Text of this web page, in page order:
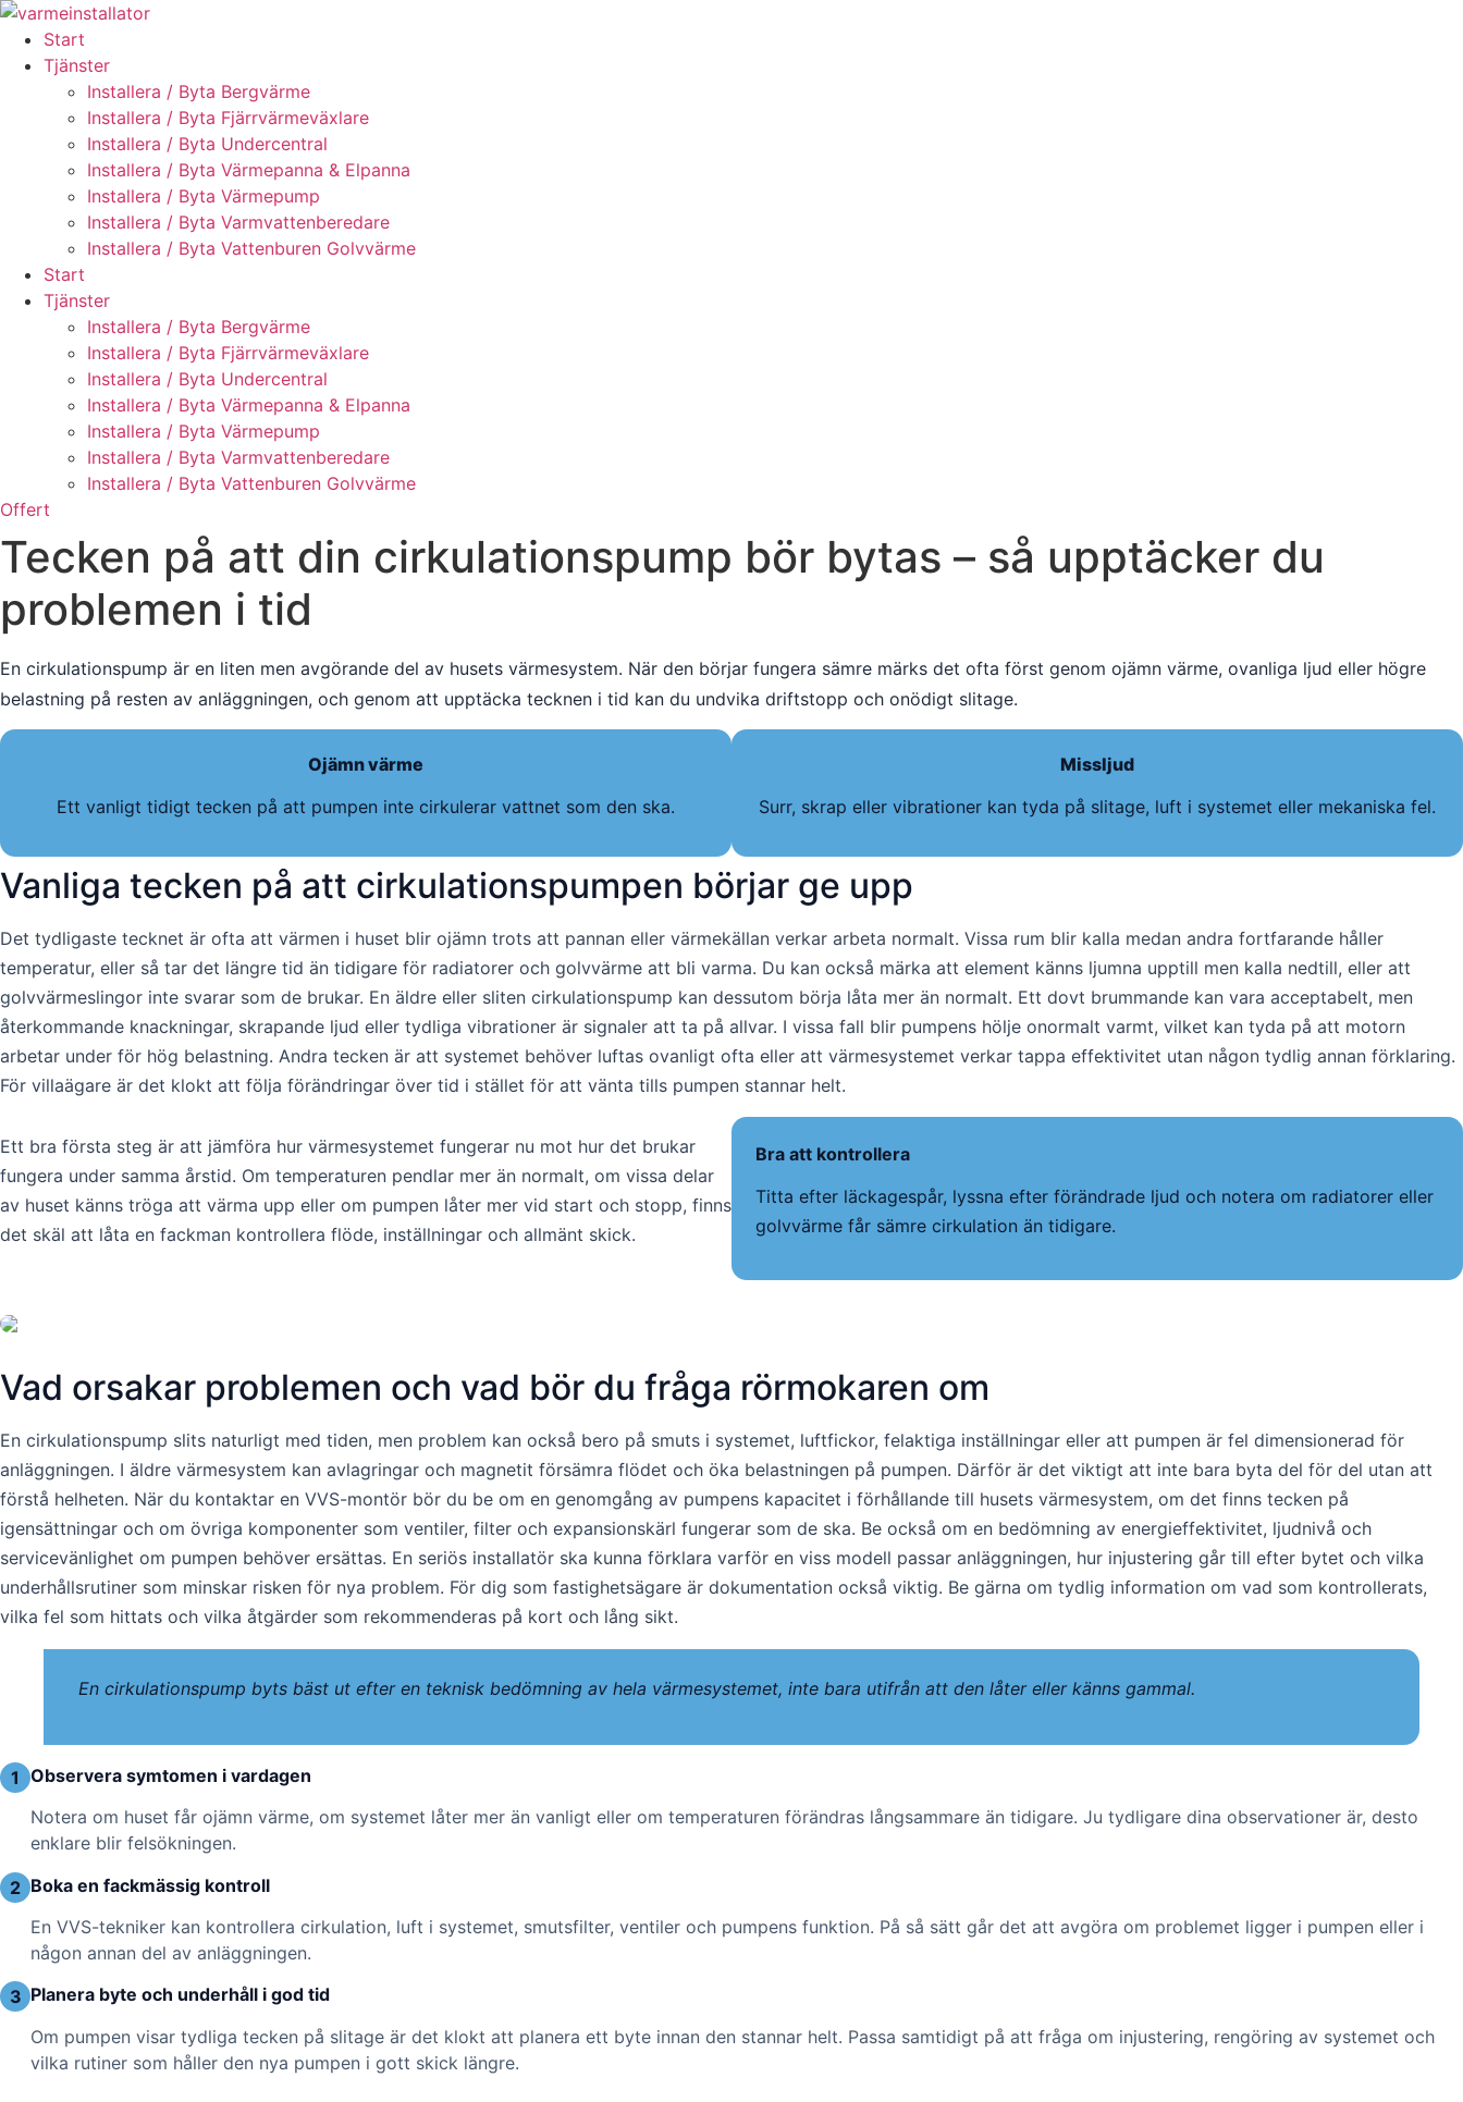
Skip
content
Start
Tjänster
Installera / Byta Bergvärme
Installera / Byta Fjärrvärmeväxlare
Installera / Byta Undercentral
Installera / Byta Värmepanna & Elpanna
Installera / Byta Värmepump
Installera / Byta Varmvattenberedare
Installera / Byta Vattenburen Golvvärme
Start
Tjänster
Installera / Byta Bergvärme
Installera / Byta Fjärrvärmeväxlare
Installera / Byta Undercentral
Installera / Byta Värmepanna & Elpanna
Installera / Byta Värmepump
Installera / Byta Varmvattenberedare
Installera / Byta Vattenburen Golvvärme
Offert
Tecken på att din cirkulationspump bör bytas – så upptäcker du
problemen i tid
En cirkulationspump är en liten men avgörande del av husets värmesystem. När den börjar fungera sämre märks det ofta först genom ojämn värme, ovanliga ljud eller högre
belastning på resten av anläggningen, och genom att upptäcka tecknen i tid kan du undvika driftstopp och onödigt slitage.
Ojämn värme
Ett vanligt tidigt tecken på att pumpen inte cirkulerar vattnet som den ska.
Missljud
Surr, skrap eller vibrationer kan tyda på slitage, luft i systemet eller mekaniska fel.
Vanliga tecken på att cirkulationspumpen börjar ge upp
Det tydligaste tecknet är ofta att värmen i huset blir ojämn trots att pannan eller värmekällan verkar arbeta normalt. Vissa rum blir kalla medan andra fortfarande håller
temperatur, eller så tar det längre tid än tidigare för radiatorer och golvvärme att bli varma. Du kan också märka att element känns ljumna upptill men kalla nedtill, eller att
golvvärmeslingor inte svarar som de brukar. En äldre eller sliten cirkulationspump kan dessutom börja låta mer än normalt. Ett dovt brummande kan vara acceptabelt, men
återkommande knackningar, skrapande ljud eller tydliga vibrationer är signaler att ta på allvar. I vissa fall blir pumpens hölje onormalt varmt, vilket kan tyda på att motorn
arbetar under för hög belastning. Andra tecken är att systemet behöver luftas ovanligt ofta eller att värmesystemet verkar tappa effektivitet utan någon tydlig annan förklaring.
För villaägare är det klokt att följa förändringar över tid i stället för att vänta tills pumpen stannar helt.
Ett bra första steg är att jämföra hur värmesystemet fungerar nu mot hur det brukar
fungera under samma årstid. Om temperaturen pendlar mer än normalt, om vissa delar
av huset känns tröga att värma upp eller om pumpen låter mer vid start och stopp, finns
det skäl att låta en fackman kontrollera flöde, inställningar och allmänt skick.
Bra att kontrollera
Titta efter läckagespår, lyssna efter förändrade ljud och notera om radiatorer eller
golvvärme får sämre cirkulation än tidigare.
Vad orsakar problemen och vad bör du fråga rörmokaren om
En cirkulationspump slits naturligt med tiden, men problem kan också bero på smuts i systemet, luftfickor, felaktiga inställningar eller att pumpen är fel dimensionerad för
anläggningen. I äldre värmesystem kan avlagringar och magnetit försämra flödet och öka belastningen på pumpen. Därför är det viktigt att inte bara byta del för del utan att
förstå helheten. När du kontaktar en VVS-montör bör du be om en genomgång av pumpens kapacitet i förhållande till husets värmesystem, om det finns tecken på
igensättningar och om övriga komponenter som ventiler, filter och expansionskärl fungerar som de ska. Be också om en bedömning av energieffektivitet, ljudnivå och
servicevänlighet om pumpen behöver ersättas. En seriös installatör ska kunna förklara varför en viss modell passar anläggningen, hur injustering går till efter bytet och vilka
underhållsrutiner som minskar risken för nya problem. För dig som fastighetsägare är dokumentation också viktig. Be gärna om tydlig information om vad som kontrollerats,
vilka fel som hittats och vilka åtgärder som rekommenderas på kort och lång sikt.
En cirkulationspump byts bäst ut efter en teknisk bedömning av hela värmesystemet, inte bara utifrån att den låter eller känns gammal.
1 Observera symtomen i vardagen
Notera om huset får ojämn värme, om systemet låter mer än vanligt eller om temperaturen förändras långsammare än tidigare. Ju tydligare dina observationer är, desto
enklare blir felsökningen.
2 Boka en fackmässig kontroll
En VVS-tekniker kan kontrollera cirkulation, luft i systemet, smutsfilter, ventiler och pumpens funktion. På så sätt går det att avgöra om problemet ligger i pumpen eller i
någon annan del av anläggningen.
3 Planera byte och underhåll i god tid
Om pumpen visar tydliga tecken på slitage är det klokt att planera ett byte innan den stannar helt. Passa samtidigt på att fråga om injustering, rengöring av systemet och
vilka rutiner som håller den nya pumpen i gott skick längre.